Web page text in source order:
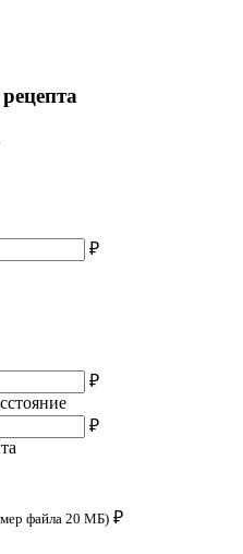
₽
₽
₽
файла 20 МБ) ₽